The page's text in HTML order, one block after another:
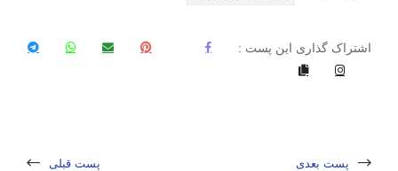
اشتراک گذاری این پست :
پست قبلی پست بعدی